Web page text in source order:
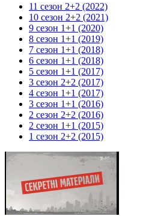
11 сезон 2+2 (2022)
10 сезон 2+2 (2021)
9 сезон 1+1 (2020)
8 сезон 1+1 (2019)
7 сезон 1+1 (2018)
6 сезон 1+1 (2018)
5 сезон 1+1 (2017)
3 сезон 2+2 (2017)
4 сезон 1+1 (2017)
3 сезон 1+1 (2016)
2 сезон 2+2 (2016)
2 сезон 1+1 (2015)
1 сезон 2+2 (2015)